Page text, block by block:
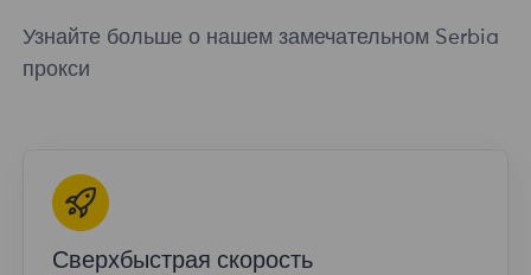
Узнайте больше о нашем замечательном Serbia
прокси
Сверхбыстрая скорость